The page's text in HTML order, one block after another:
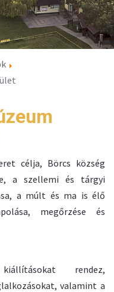
célja, Börcs község
a szellemi és tárgyi
a múlt és ma is élő
megőrzése és
rendez,
valamint a